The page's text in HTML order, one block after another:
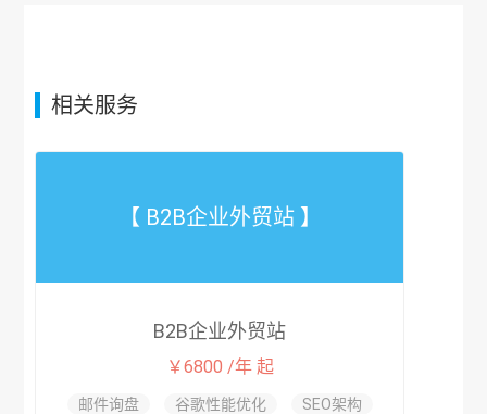
相关服务
【 B2B企业外贸站 】
B2B企业外贸站
￥6800 /年 起
邮件询盘 谷歌性能优化 SEO架构